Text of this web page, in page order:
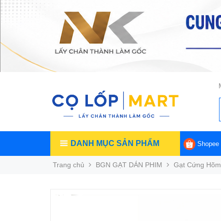
DANH MỤC SẢN PHẨM Shopee
Trang chủ BGN GẠT DÁN PHIM Gạt Cứng